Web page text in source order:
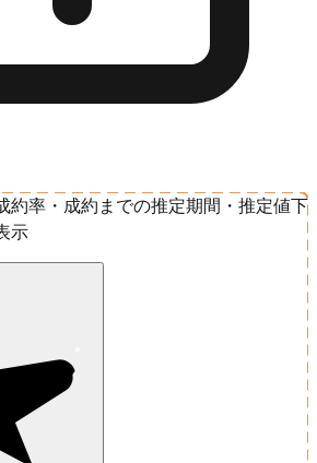
約率・成約までの推定期間・推定値下
示